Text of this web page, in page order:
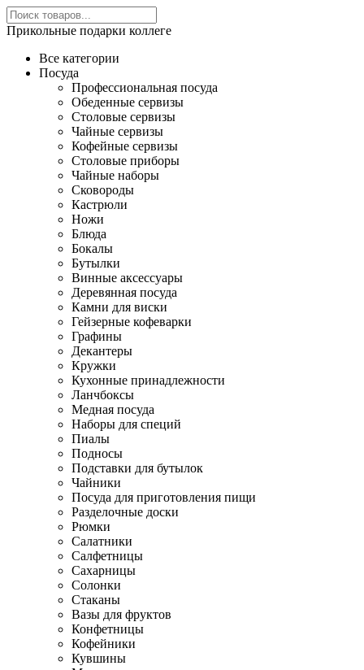
Прикольные подарки коллеге
Все категории
Посуда
Профессиональная посуда
Обеденные сервизы
Столовые сервизы
Чайные сервизы
Кофейные сервизы
Столовые приборы
Чайные наборы
Сковороды
Кастрюли
Ножи
Блюда
Бокалы
Бутылки
Винные аксессуары
Деревянная посуда
Камни для виски
Гейзерные кофеварки
Графины
Декантеры
Кружки
Кухонные принадлежности
Ланчбоксы
Медная посуда
Наборы для специй
Пиалы
Подносы
Подставки для бутылок
Чайники
Посуда для приготовления пищи
Разделочные доски
Рюмки
Салатники
Салфетницы
Сахарницы
Солонки
Стаканы
Вазы для фруктов
Конфетницы
Кофейники
Кувшины